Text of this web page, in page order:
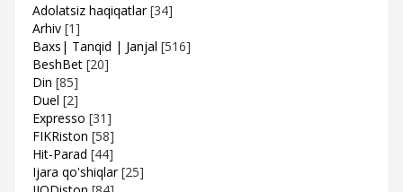
Adolatsiz haqiqatlar [34]
Arhiv [1]
Baxs| Tanqid | Janjal [516]
BeshBet [20]
Din [85]
Duel [2]
Expresso [31]
FIKRiston [58]
Hit-Parad [44]
Ijara qo'shiqlar [25]